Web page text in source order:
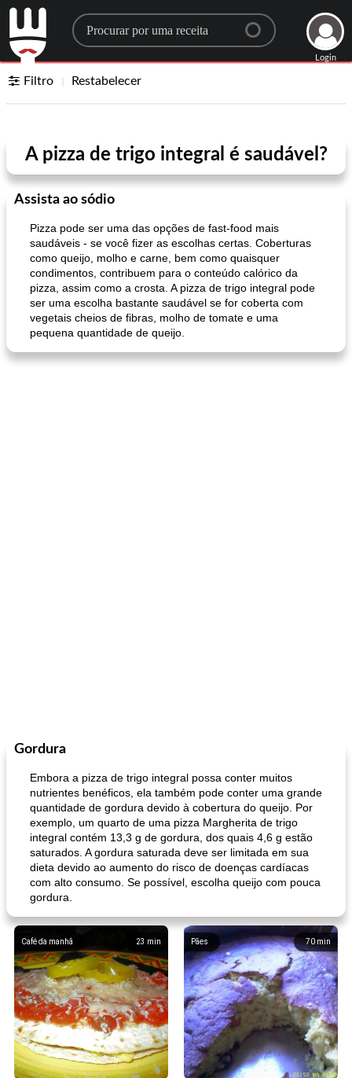
Search for a recipe
Login
Filtro Restabelecer
A pizza de trigo integral é saudável?
Assista ao sódio
Pizza pode ser uma das opções de fast-food mais
saudáveis ​​- se você fizer as escolhas certas. Coberturas
como queijo, molho e carne, bem como quaisquer
condimentos, contribuem para o conteúdo calórico da
pizza, assim como a crosta. A pizza de trigo integral pode
ser uma escolha bastante saudável se for coberta com
vegetais cheios de fibras, molho de tomate e uma
pequena quantidade de queijo.
Gordura
Embora a pizza de trigo integral possa conter muitos
nutrientes benéficos, ela também pode conter uma grande
quantidade de gordura devido à cobertura do queijo. Por
exemplo, um quarto de uma pizza Margherita de trigo
integral contém 13,3 g de gordura, dos quais 4,6 g estão
saturados. A gordura saturada deve ser limitada em sua
dieta devido ao aumento do risco de doenças cardíacas
com alto consumo. Se possível, escolha queijo com pouca
gordura.
23 min
Café da manhã 70 min
Pães